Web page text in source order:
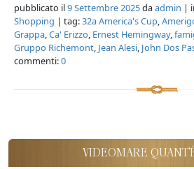
pubblicato il9 Settembre 2025daadmin |
Shopping | tag:32a America's Cup,
Grappa,Ca' Erizzo, Ernest Hemingway,
Gruppo Richemont, Jean Alesi, John Dos
commenti:0
VIDEOMARE